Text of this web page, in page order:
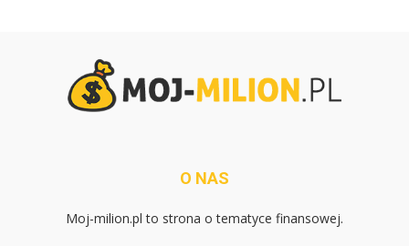
O NAS
Moj-milion.pl to strona o tematyce finansowej.